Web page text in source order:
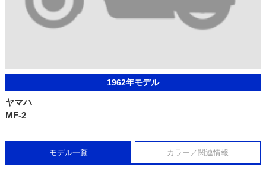
1962年モデル
ヤマハ
MF-2
モデル一覧 カラー／関連情報